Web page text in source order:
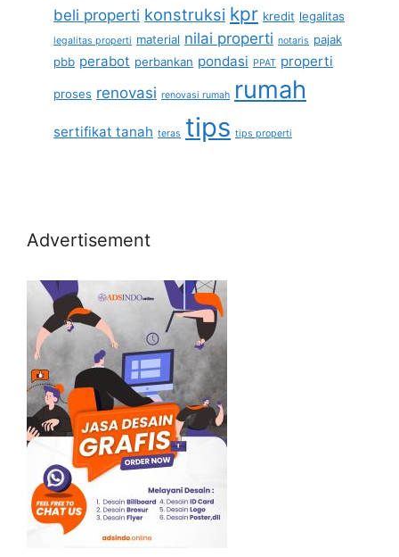
beli properti konstruksi kpr kredit legalitas
legalitas properti material nilai properti notaris pajak
pbb perabot perbankan pondasi PPAT properti
proses renovasi renovasi rumah rumah
sertifikat tanah teras tips tips properti
Advertisement